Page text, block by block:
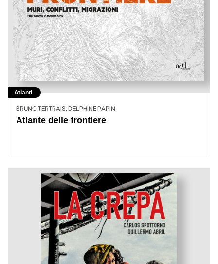
Atlanti
BRUNO TERTRAIS, DELPHINE PAPIN
Atlante delle frontiere